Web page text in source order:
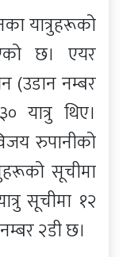
यात्रुहरूको
छ। एयर
(उडान नम्बर
यात्रु थिए।
रुपानीको
सूचीमा
सूचीमा १२
२डी छ।